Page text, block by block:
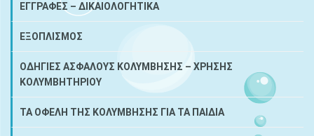
ΕΓΓΡΑΦΕΣ – ΔΙΚΑΙΟΛΟΓΗΤΙΚΑ
ΕΞΟΠΛΙΣΜΟΣ
ΟΔΗΓΙΕΣ ΑΣΦΑΛΟΥΣ ΚΟΛΥΜΒΗΣΗΣ – ΧΡΗΣΗΣ
ΚΟΛΥΜΒΗΤΗΡΙΟΥ
ΤΑ ΟΦΕΛΗ ΤΗΣ ΚΟΛΥΜΒΗΣΗΣ ΓΙΑ ΤΑ ΠΑΙΔΙΑ